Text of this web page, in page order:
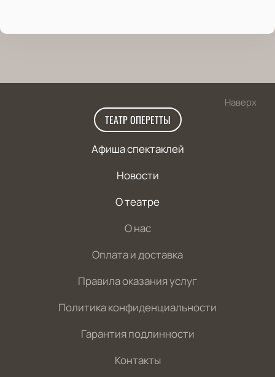
Наверх
ТЕАТР ОПЕРЕТТЫ
Афиша спектаклей
Новости
О театре
О нас
Оплата и доставка
Правила оказания услуг
Политика конфиденциальности
Гарантия подлинности
Контакты